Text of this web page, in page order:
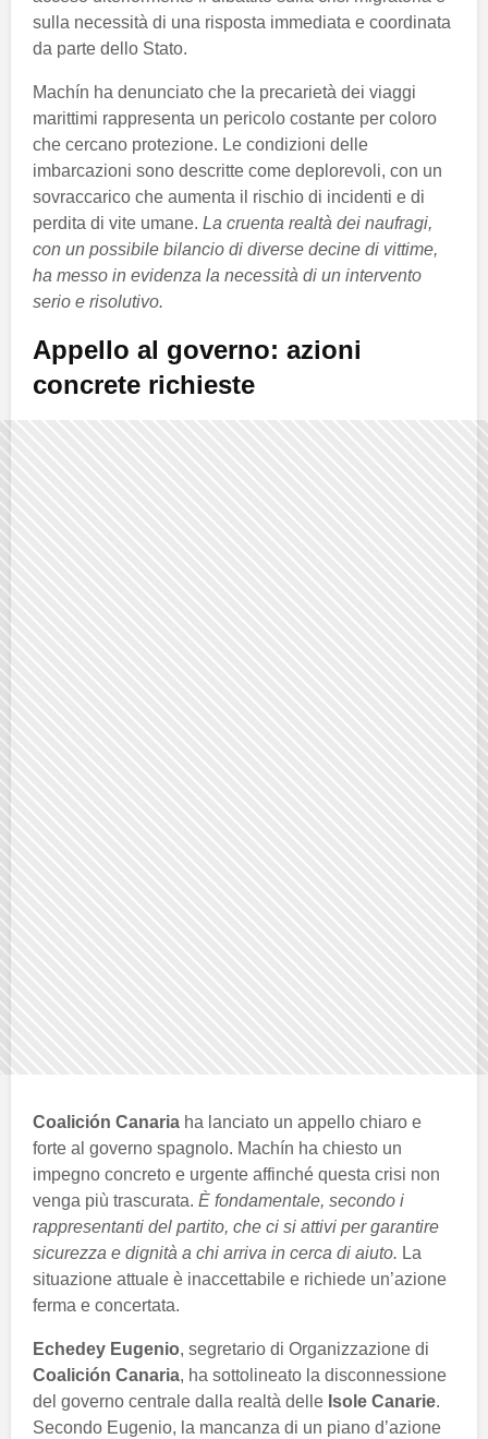
sulla necessità di una risposta immediata e coordinata
da parte dello Stato.
Machín ha denunciato che la precarietà dei viaggi
marittimi rappresenta un pericolo costante per coloro
che cercano protezione. Le condizioni delle
imbarcazioni sono descritte come deplorevoli, con un
sovraccarico che aumenta il rischio di incidenti e di
perdita di vite umane. La cruenta realtà dei naufragi,
con un possibile bilancio di diverse decine di vittime,
ha messo in evidenza la necessità di un intervento
serio e risolutivo.
Appello al governo: azioni
concrete richieste
Coalición Canaria ha lanciato un appello chiaro e
forte al governo spagnolo. Machín ha chiesto un
impegno concreto e urgente affinché questa crisi non
venga più trascurata. È fondamentale, secondo i
rappresentanti del partito, che ci si attivi per garantire
sicurezza e dignità a chi arriva in cerca di aiuto. La
situazione attuale è inaccettabile e richiede un’azione
ferma e concertata.
Echedey Eugenio, segretario di Organizzazione di
Coalición Canaria, ha sottolineato la disconnessione
del governo centrale dalla realtà delle Isole Canarie.
Secondo Eugenio, la mancanza di un piano d’azione